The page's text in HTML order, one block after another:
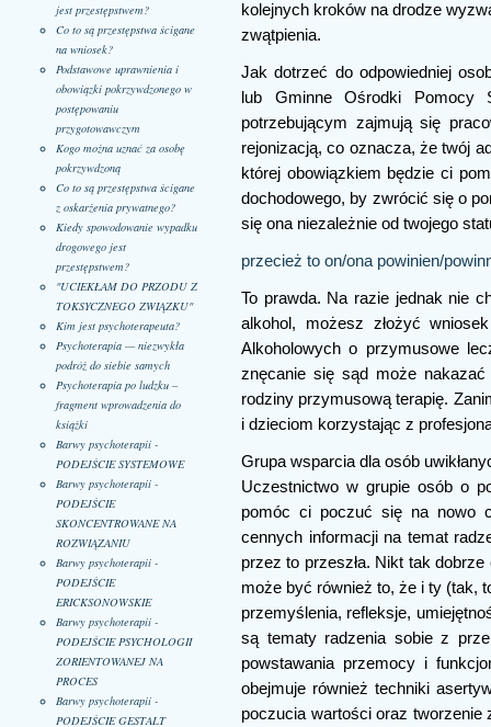
jest przestępstwem?
Co to są przestępstwa ścigane
na wniosek?
Podstawowe uprawnienia i
obowiązki pokrzywdzonego w
postępowaniu
przygotowawczym
Kogo można uznać za osobę
pokrzywdzoną
Co to są przestępstwa ścigane
z oskarżenia prywatnego?
Kiedy spowodowanie wypadku
drogowego jest
przestępstwem?
"UCIEKŁAM DO PRZODU Z
TOKSYCZNEGO ZWIĄZKU"
Kim jest psychoterapeuta?
Psychoterapia — niezwykła
podróż do siebie samych
Psychoterapia po ludzku –
fragment wprowadzenia do
książki
Barwy psychoterapii -
PODEJŚCIE SYSTEMOWE
Barwy psychoterapii -
PODEJŚCIE
SKONCENTROWANE NA
ROZWIĄZANIU
Barwy psychoterapii -
PODEJŚCIE
ERICKSONOWSKIE
Barwy psychoterapii -
PODEJŚCIE PSYCHOLOGII
ZORIENTOWANEJ NA
PROCES
Barwy psychoterapii -
PODEJŚCIE GESTALT
kolejnych kroków na drodze
zwątpienia.
Jak dotrzeć do odpowiedniej
lub Gminne Ośrodki Pomocy
potrzebującym zajmują się
rejonizacją, co oznacza, że twój
której obowiązkiem będzie ci
dochodowego, by zwrócić się o
się ona niezależnie od twojego
przecież to on/ona powinien/
To prawda. Na razie jednak nie
alkohol, możesz złożyć
Alkoholowych o przymusowe
znęcanie się sąd może
rodziny przymusową terapię.
i dzieciom korzystając z
Grupa wsparcia dla osób
Uczestnictwo w grupie osób o
pomóc ci poczuć się na nowo
cennych informacji na temat
przez to przeszła. Nikt tak
może być również to, że i ty (tak,
przemyślenia, refleksje,
są tematy radzenia sobie z
powstawania przemocy i
obejmuje również techniki
poczucia wartości oraz tworzenie